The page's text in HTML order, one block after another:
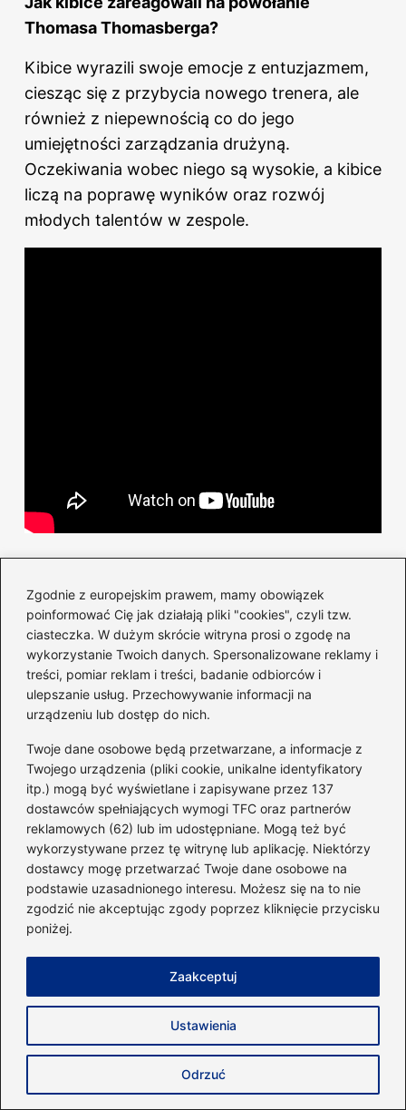
Zgodnie z europejskim prawem, mamy obowiązek
poinformować Cię jak działają pliki "cookies", czyli tzw.
ciasteczka. W dużym skrócie witryna prosi o zgodę na
wykorzystanie Twoich danych. Spersonalizowane reklamy i
treści, pomiar reklam i treści, badanie odbiorców i
ulepszanie usług. Przechowywanie informacji na
urządzeniu lub dostęp do nich.
Twoje dane osobowe będą przetwarzane, a informacje z
Twojego urządzenia (pliki cookie, unikalne identyfikatory
itp.) mogą być wyświetlane i zapisywane przez 137
dostawców spełniających wymogi TFC oraz partnerów
reklamowych (62) lub im udostępniane. Mogą też być
wykorzystywane przez tę witrynę lub aplikację. Niektórzy
dostawcy mogę przetwarzać Twoje dane osobowe na
podstawie uzasadnionego interesu. Możesz się na to nie
zgodzić nie akceptując zgody poprzez kliknięcie przycisku
poniżej.
Ustawienia
Odrzuć
Zaakceptuj
Thomasa Thomasberga?
Kibice wyrazili swoje emocje z entuzjazmem,
ciesząc się z przybycia nowego trenera, ale
również z niepewnością co do jego
umiejętności zarządzania drużyną.
Oczekiwania wobec niego są wysokie, a kibice
liczą na poprawę wyników oraz rozwój
młodych talentów w zespole.
Ergowiosła – Jak efektywnie ćwiczyć i
poprawić swoją formę
Jakie elementy poprawiają bieganie i
rozwijają Twoje umiejętności?
Oczekiwania i spekulacje na temat
przyszłości klubu
Jak wybrać idealną maskę antysmogową
do biegania? Sprawdź nasze porady!
Kto zostanie nowym trenerem Bayernu?
Analizujemy potencjalnych kandydatów
osiągnąć zawrotne prędkości?
Jak zdobyć licencję trenera piłki nożnej –
krok po kroku do spełnienia marzeń
Gdzie kupić plastry dla sportowców:
Przewodnik po najlepszych miejscach i